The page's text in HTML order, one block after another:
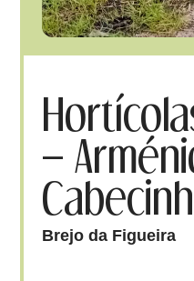
–
Brejo da Figueira